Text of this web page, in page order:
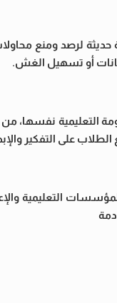
لرصد ومنع
أو تسهيل الغش.
التعليمية نفسها، من
على التفكير
التعليمية